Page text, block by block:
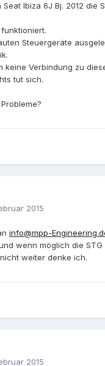
Ibiza 6J Bj. 2012 die
Steuergeräte
keine Verbindung zu
tut sich.
2015
info@mpp-
wenn möglich die STG
weiter denke ich.
2015